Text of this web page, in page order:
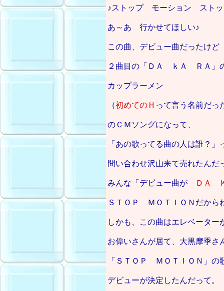
♪ストップ モーション スト
あ～あ 行かせてほしい♪
この曲、デビュー曲だったけど
２曲目の「ＤＡ ｋＡ ＲＡ」
カップラーメン
（初めてのＨ って言う名前だっ
のＣＭソングになって、
「あの歌ってる曲の人は誰？」
問い合わせ沢山来て売れたんだ
みんな「デビュー曲が ＤＡ
ＳＴＯＰ ＭＯＴＩＯＮだから
しかも、この曲はエレベーター
お偉いさんが居て、大黒摩季さ
「ＳＴＯＰ ＭＯＴＩＯＮ」の
デビューが決定したんだって。